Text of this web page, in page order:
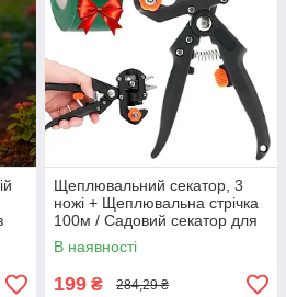
Щеплювальний секатор, 3
ножі + Щеплювальна стрічка
100м / Садовий секатор для
обрізання та щеплення
дерев
В наявності
199 ₴ 284,29 ₴